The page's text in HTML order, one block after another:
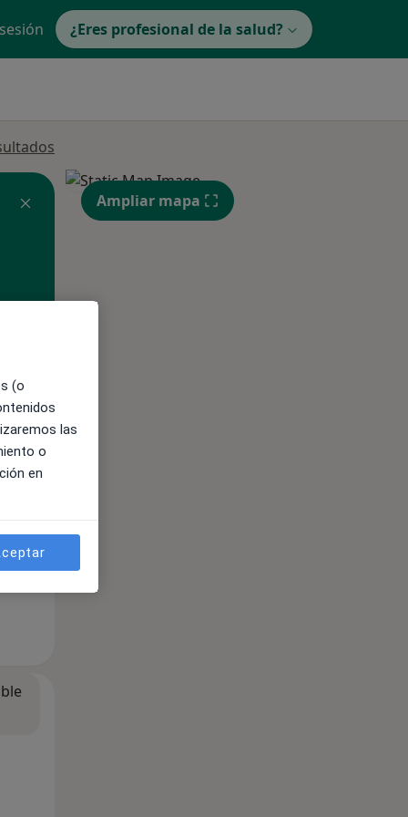
¿Eres profesional de la salud?
Ampliar mapa
(o
las
o
en